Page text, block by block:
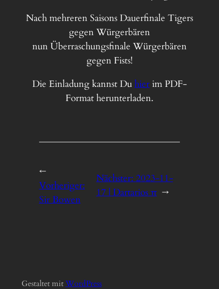
Nach mehreren Saisons Dauerfinale Tigers
gegen Würgerbären
nun Überraschungsfinale Würgerbären
gegen Fists!
Die Einladung kannst Duhierim PDF-
Format herunterladen.
←
Vorheriger:
Sir Bowen
Nächster: 2023-11-
17 | Dartarios π →
Gestaltet mitWordPress